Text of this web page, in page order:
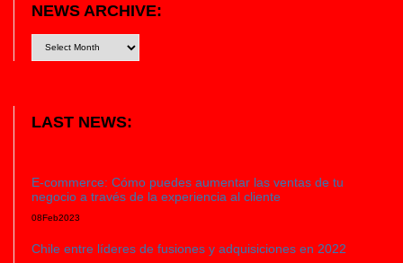
NEWS ARCHIVE:
LAST NEWS:
E-commerce: Cómo puedes aumentar las ventas de tu
negocio a través de la experiencia al cliente
08Feb2023
Chile entre líderes de fusiones y adquisiciones en 2022